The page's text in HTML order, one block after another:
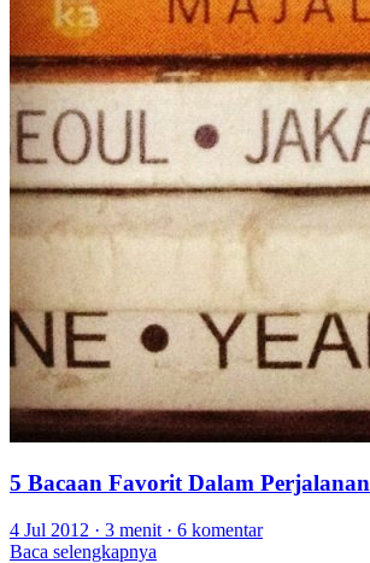
5 Bacaan Favorit Dalam Perjalanan
4 Jul 2012 · 3 menit · 6 komentar
Baca selengkapnya